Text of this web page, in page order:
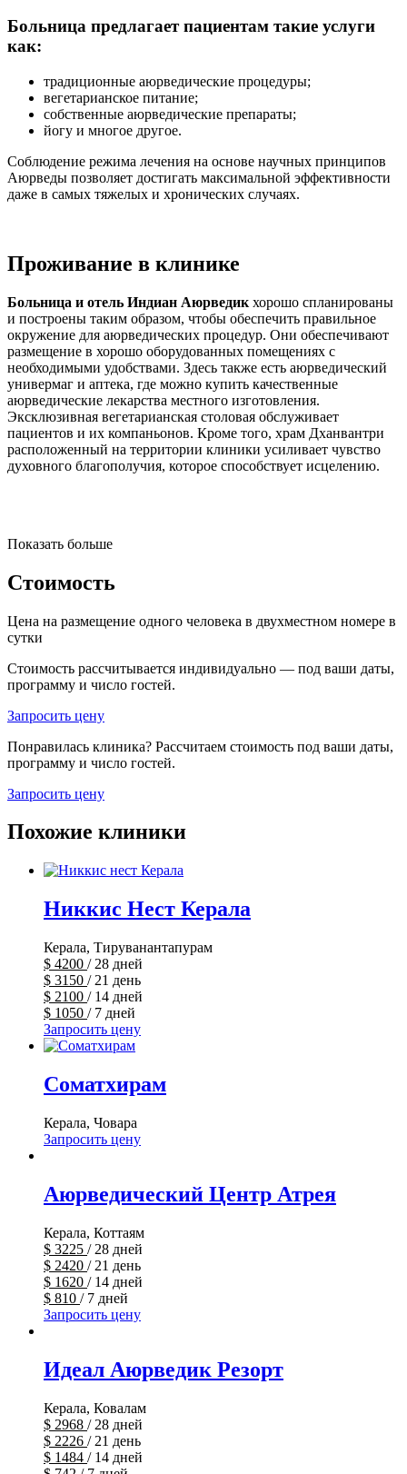
Больница предлагает пациентам такие услуги
как:
традиционные аюрведические процедуры;
вегетарианское питание;
собственные аюрведические препараты;
йогу и многое другое.
Соблюдение режима лечения на основе научных принципов
Аюрведы позволяет достигать максимальной эффективности
даже в самых тяжелых и хронических случаях.
Проживание в клинике
Больница и отель Индиан Аюрведик хорошо спланированы
и построены таким образом, чтобы обеспечить правильное
окружение для аюрведических процедур. Они обеспечивают
размещение в хорошо оборудованных помещениях с
необходимыми удобствами. Здесь также есть аюрведический
универмаг и аптека, где можно купить качественные
аюрведические лекарства местного изготовления.
Эксклюзивная вегетарианская столовая обслуживает
пациентов и их компаньонов. Кроме того, храм Дханвантри
расположенный на территории клиники усиливает чувство
духовного благополучия, которое способствует исцелению.
Показать больше
Стоимость
Цена на размещение одного человека в двухместном номере в
сутки
Стоимость рассчитывается индивидуально — под ваши даты,
программу и число гостей.
Запросить цену
Понравилась клиника? Рассчитаем стоимость под ваши даты,
программу и число гостей.
Запросить цену
Похожие клиники
Никкис Нест Керала
Керала, Тируванантапурам
$ 4200 / 28 дней
$ 3150 / 21 день
$ 2100 / 14 дней
$ 1050 / 7 дней
Запросить цену
Соматхирам
Керала, Човара
Запросить цену
Аюрведический Центр Атрея
Керала, Коттаям
$ 3225 / 28 дней
$ 2420 / 21 день
$ 1620 / 14 дней
$ 810 / 7 дней
Запросить цену
Идеал Аюрведик Резорт
Керала, Ковалам
$ 2968 / 28 дней
$ 2226 / 21 день
$ 1484 / 14 дней